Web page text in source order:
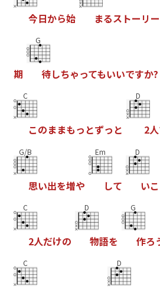
今日から始 まるス トー リー
期
G
待しちゃってもいいですか?
C
このままもっ とずっ と
D
2人
G/B
思い出を増や
Em
して
D
いこ
C
2人だけの
D
物語を
G
作ろ
C D